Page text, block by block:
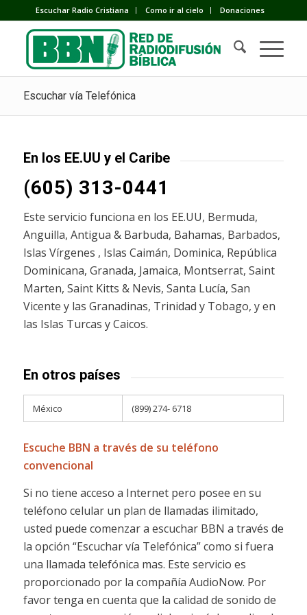
Escuchar Radio Cristiana Como ir al cielo Donaciones
Escuchar vía Telefónica
En los EE.UU y el Caribe
(605) 313-0441
Este servicio funciona en los EE.UU, Bermuda,
Anguilla, Antigua & Barbuda, Bahamas, Barbados,
Islas Vírgenes , Islas Caimán, Dominica, República
Dominicana, Granada, Jamaica, Montserrat, Saint
Marten, Saint Kitts & Nevis, Santa Lucía, San
Vicente y las Granadinas, Trinidad y Tobago, y en
las Islas Turcas y Caicos.
En otros países
México (899) 274- 6718
Escuche BBN a través de su teléfono
convencional
Si no tiene acceso a Internet pero posee en su
teléfono celular un plan de llamadas ilimitado,
usted puede comenzar a escuchar BBN a través de
la opción “Escuchar vía Telefónica” como si fuera
una llamada telefónica mas. Este servicio es
proporcionado por la compañía AudioNow. Por
favor tenga en cuenta que la calidad de sonido de